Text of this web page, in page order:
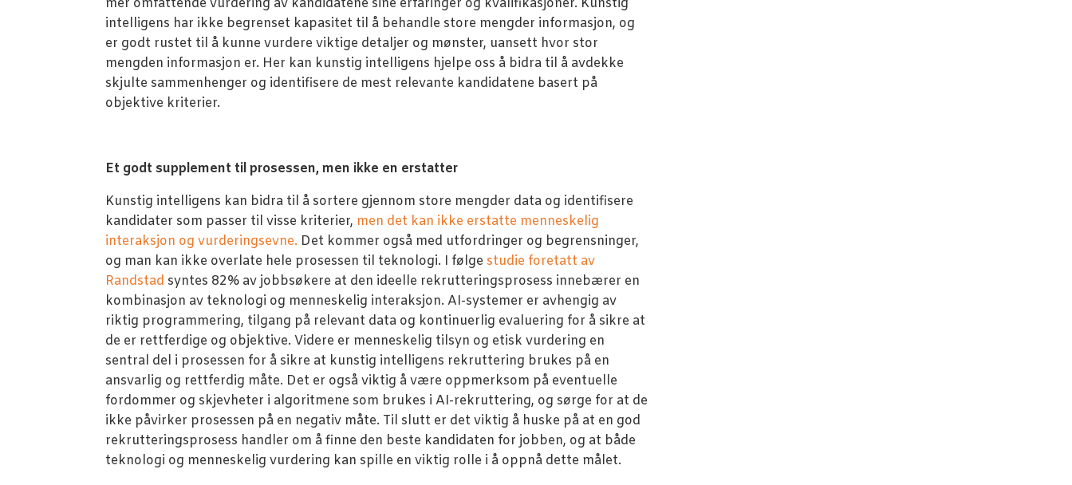
mer omfattende vurdering av kandidatene sine erfaringer og kvalifikasjoner. Kunstig
intelligens har ikke begrenset kapasitet til å behandle store mengder informasjon, og
er godt rustet til å kunne vurdere viktige detaljer og mønster, uansett hvor stor
mengden informasjon er. Her kan kunstig intelligens hjelpe oss å bidra til å avdekke
skjulte sammenhenger og identifisere de mest relevante kandidatene basert på
objektive kriterier.
Et godt supplement til prosessen, men ikke en erstatter
Kunstig intelligens kan bidra til å sortere gjennom store mengder data og identifisere
kandidater som passer til visse kriterier, men det kan ikke erstatte menneskelig
interaksjon og vurderingsevne. Det kommer også med utfordringer og begrensninger,
og man kan ikke overlate hele prosessen til teknologi. I følge studie foretatt av
Randstad syntes 82% av jobbsøkere at den ideelle rekrutteringsprosess innebærer en
kombinasjon av teknologi og menneskelig interaksjon. AI-systemer er avhengig av
riktig programmering, tilgang på relevant data og kontinuerlig evaluering for å sikre at
de er rettferdige og objektive. Videre er menneskelig tilsyn og etisk vurdering en
sentral del i prosessen for å sikre at kunstig intelligens rekruttering brukes på en
ansvarlig og rettferdig måte. Det er også viktig å være oppmerksom på eventuelle
fordommer og skjevheter i algoritmene som brukes i AI-rekruttering, og sørge for at de
ikke påvirker prosessen på en negativ måte. Til slutt er det viktig å huske på at en god
rekrutteringsprosess handler om å finne den beste kandidaten for jobben, og at både
teknologi og menneskelig vurdering kan spille en viktig rolle i å oppnå dette målet.